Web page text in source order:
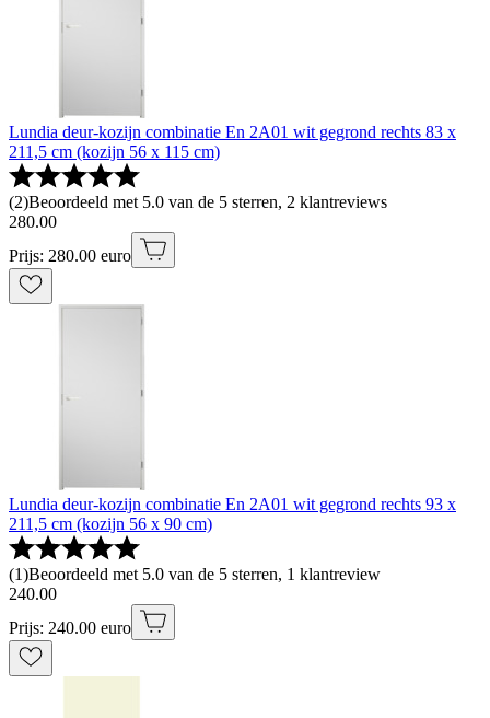
Lundia deur-kozijn combinatie En 2A01 wit gegrond rechts 83 x
211,5 cm (kozijn 56 x 115 cm)
(2)Beoordeeld met 5.0 van de 5 sterren, 2 klantreviews
280.00
Prijs: 280.00 euro
Lundia deur-kozijn combinatie En 2A01 wit gegrond rechts 93 x
211,5 cm (kozijn 56 x 90 cm)
(1)Beoordeeld met 5.0 van de 5 sterren, 1 klantreview
240.00
Prijs: 240.00 euro